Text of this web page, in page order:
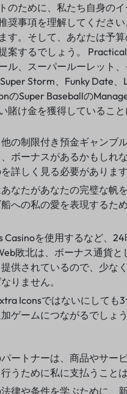
のために、私たち自身の
奨事項を理解してください
す。そして、あなたは予
案するでしょう。
ル、スーパールーレット、
Storm、Funky Date、
のSuper Baseballの
賭け金を獲得していること
の制限付き預金ギャンブ
ボーナスがあるかもしれ
詳しく見る必要があります
なたがあなたの完璧な帆
への私の愛を表現するた
Casinoを使用するなど、
敗北は、ボーナス通貨
供されているので、少な
りません。
Iconsではないにしても
ゲームにつながるでしょう
ートナーは、商品やサー
うために私に支払うこと
律や条件を学ぶために、